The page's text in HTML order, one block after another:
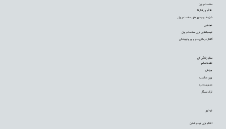
بارداری
اقدام برای باردار شدن
سالم زندگی کن
تغذیه سالم
ورزش
وزن مناسب
مدیریت درد
ترک سیگار
سلامت روان
علائم و رفتارها
شرایط و بیماری‌های سلامت روان
خودیاری
توصیه‌‌هایی برای سلامت روان
گفتار درمانی، دارو و روانپزشکی